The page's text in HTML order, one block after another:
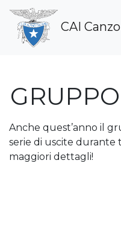
CAI Canzo
Anche quest’anno il
serie di uscite durante
maggiori dettagli!